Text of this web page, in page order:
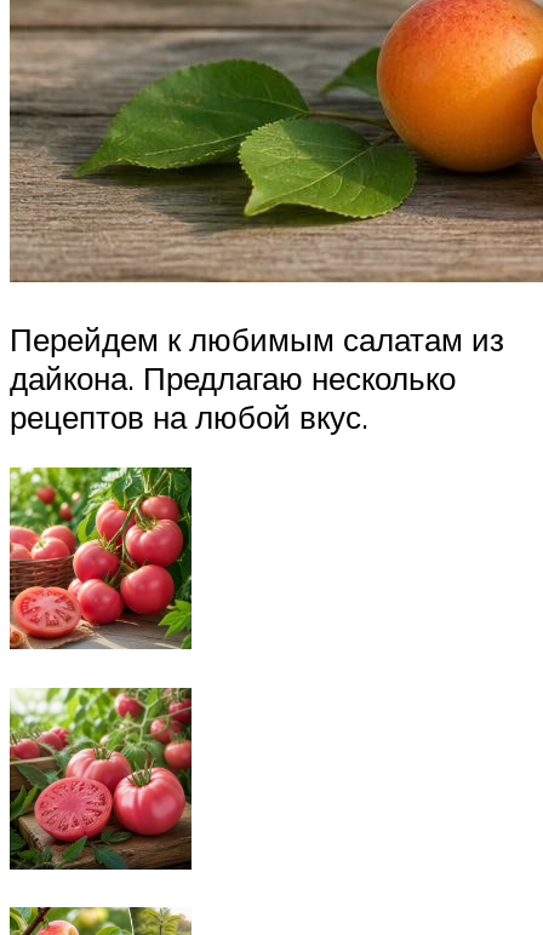
Перейдем к любимым салатам из
дайкона. Предлагаю несколько
рецептов на любой вкус.